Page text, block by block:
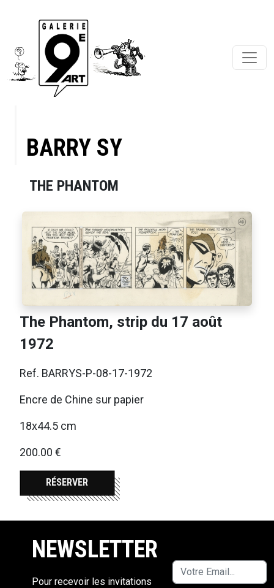
BARRY SY
THE PHANTOM
The Phantom, strip du 17 août
1972
Ref. BARRYS-P-08-17-1972
Encre de Chine sur papier
18x44.5 cm
200.00 €
RÉSERVER
NEWSLETTER
Pour recevoir les invitations